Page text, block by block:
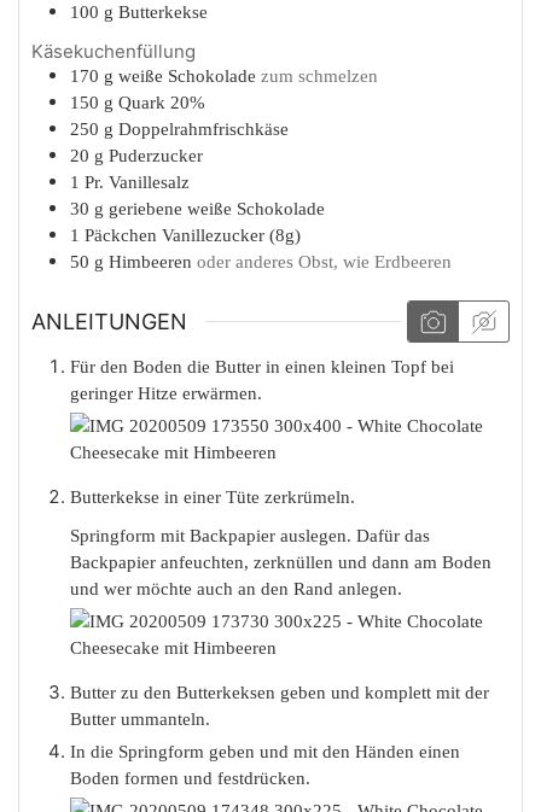
100 g Butterkekse
Käsekuchenfüllung
170 g weiße Schokolade zum schmelzen
150 g Quark 20%
250 g Doppelrahmfrischkäse
20 g Puderzucker
1 Pr. Vanillesalz
30 g geriebene weiße Schokolade
1 Päckchen Vanillezucker (8g)
50 g Himbeeren oder anderes Obst, wie Erdbeeren
ANLEITUNGEN
Für den Boden die Butter in einen kleinen Topf bei
geringer Hitze erwärmen.
Butterkekse in einer Tüte zerkrümeln.
Springform mit Backpapier auslegen. Dafür das
Backpapier anfeuchten, zerknüllen und dann am Boden
und wer möchte auch an den Rand anlegen.
Butter zu den Butterkeksen geben und komplett mit der
Butter ummanteln.
In die Springform geben und mit den Händen einen
Boden formen und festdrücken.